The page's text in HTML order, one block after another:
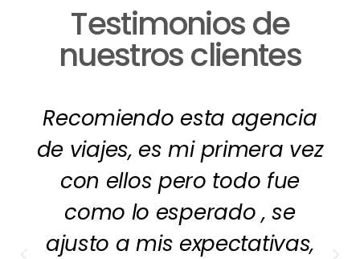
Testimonios de
nuestros clientes
Recomiendo esta agencia
de viajes, es mi primera vez
con ellos pero todo fue
como lo esperado , se
ajusto a mis expectativas,